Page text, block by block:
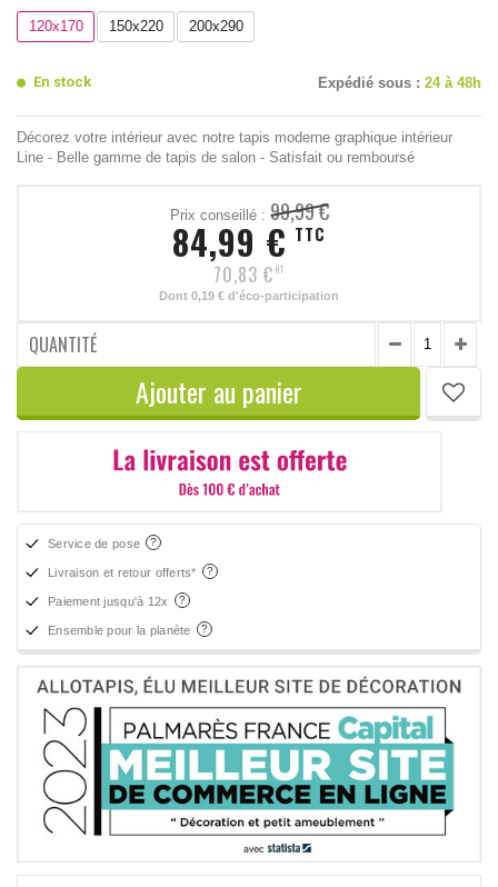
120x170 150x220 200x290
En stock Expédié sous : 24 à 48h
Décorez votre intérieur avec notre tapis moderne graphique intérieur
Line - Belle gamme de tapis de salon - Satisfait ou remboursé
Prix conseillé : 99,99 €
84,99 € TTC
70,83 € HT
Dont 0,19 € d'éco-participation
QUANTITÉ
Ajouter au panier
Service de pose
Livraison et retour offerts*
Paiement jusqu'à 12x
Ensemble pour la planète